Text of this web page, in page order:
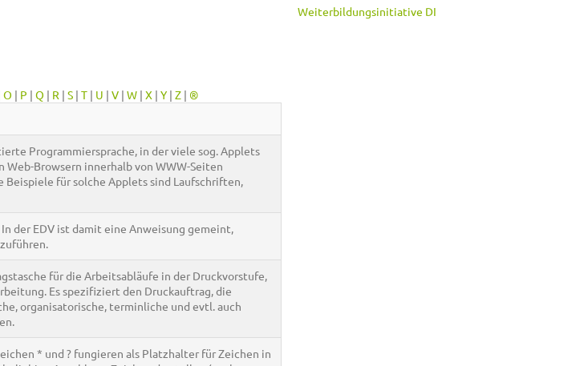
O | P | Q | R | S | T | U | V | W | X | Y | Z | ®
Programmiersprache, in der viele sog. Applets
Browsern innerhalb von WWW-Seiten
für solche Applets sind Laufschriften,
der EDV ist damit eine Anweisung gemeint,
für die Arbeitsabläufe in der Druckvorstufe,
Es spezifiziert den Druckauftrag, die
organisatorische, terminliche und evtl. auch
* und ? fungieren als Platzhalter für Zeichen in
Weiterbildungsinitiative DI